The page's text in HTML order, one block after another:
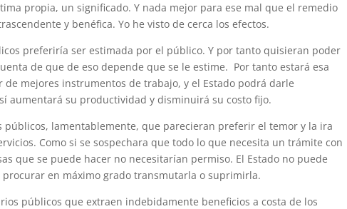
propia, un significado. Y nada mejor para ese mal que el remedio
y benéfica. Yo he visto de cerca los efectos.
preferiría ser estimada por el público. Y por tanto quisieran poder
de que de eso depende que se le estime. Por tanto estará esa
mejores instrumentos de trabajo, y el Estado podrá darle
aumentará su productividad y disminuirá su costo fijo.
públicos, lamentablemente, que parecieran preferir el temor y la ira
Como si se sospechara que todo lo que necesita un trámite con
que se puede hacer no necesitarían permiso. El Estado no puede
en máximo grado transmutarla o suprimirla.
públicos que extraen indebidamente beneficios a costa de los